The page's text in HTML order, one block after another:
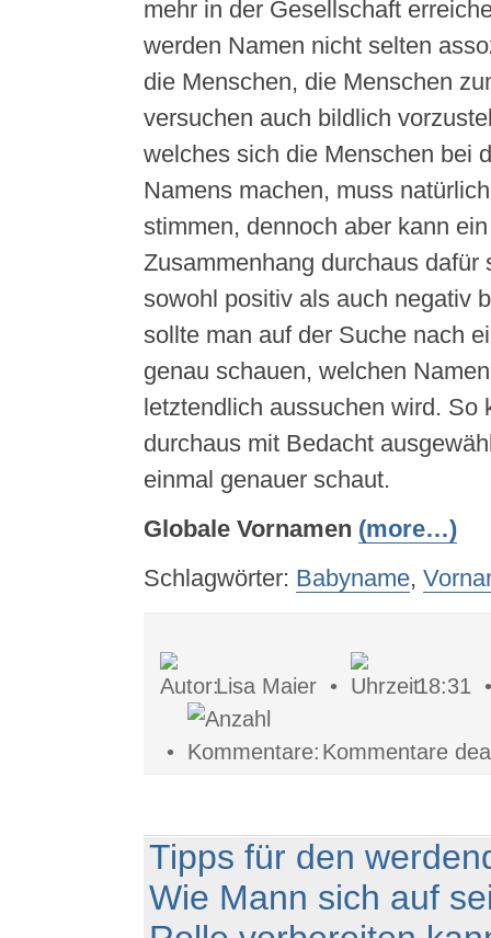
mehr in der Gesellschaft
werden Namen nicht selten
die Menschen, die Menschen
versuchen auch bildlich
welches sich die Menschen bei
Namens machen, muss
stimmen, dennoch aber kann
Zusammenhang durchaus dafür
sowohl positiv als auch negativ
sollte man auf der Suche nach
genau schauen, welchen
letztendlich aussuchen wird. So
durchaus mit Bedacht
einmal genauer schaut.
Globale Vornamen (more…)
Schlagwörter: Babyname,
Lisa Maier • 18:31
• Kommentare
Tipps für den
Wie Mann sich auf